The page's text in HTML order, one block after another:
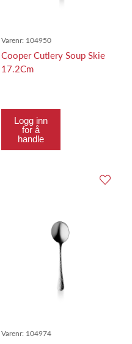
Varenr: 104950
Cooper Cutlery Soup Skie
17.2Cm
Logg inn
for å
handle
Varenr: 104974